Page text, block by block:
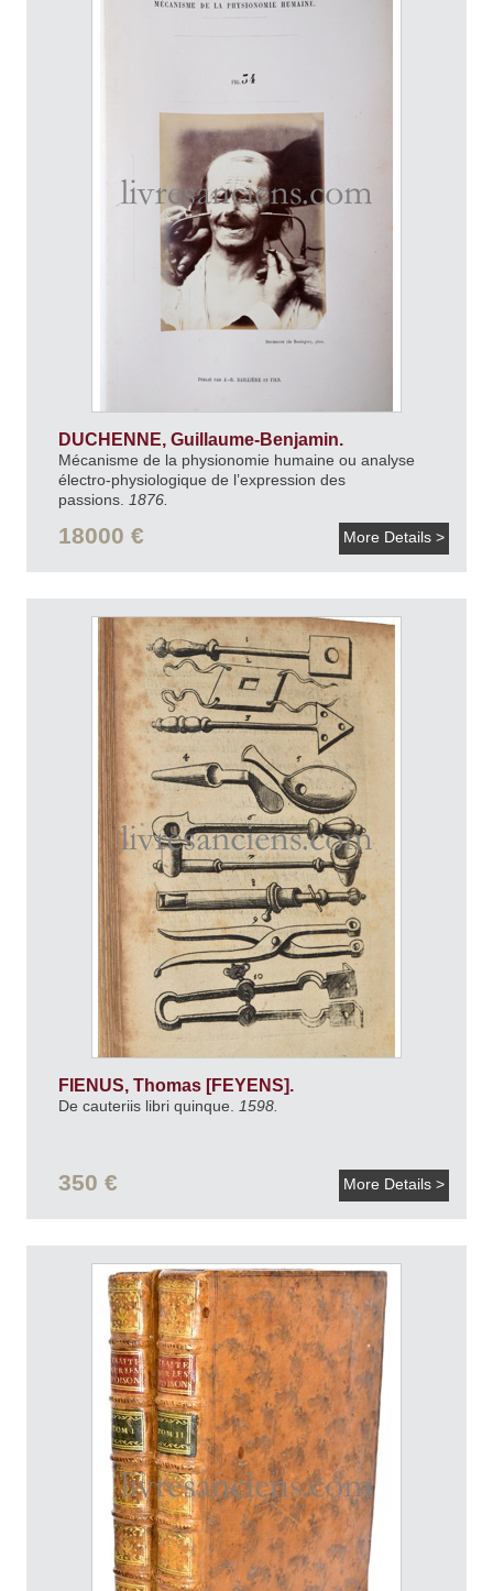
DUCHENNE, Guillaume-Benjamin.
Mécanisme de la physionomie humaine ou analyse
électro-physiologique de l’expression des
passions.
1876.
18000 € More Details >
FIENUS, Thomas [FEYENS].
De cauteriis libri quinque. 1598.
350 € More Details >